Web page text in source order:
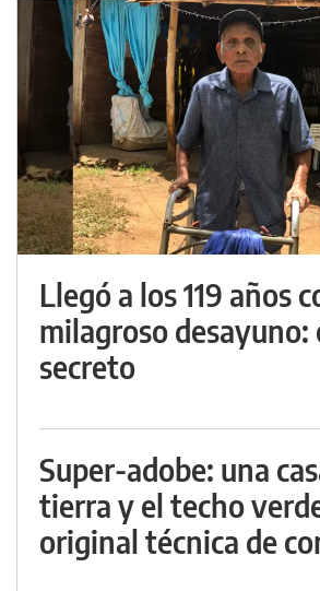
Llegó a los 119 años
milagroso desayuno:
secreto
Super-adobe: una
tierra y el techo
original técnica de